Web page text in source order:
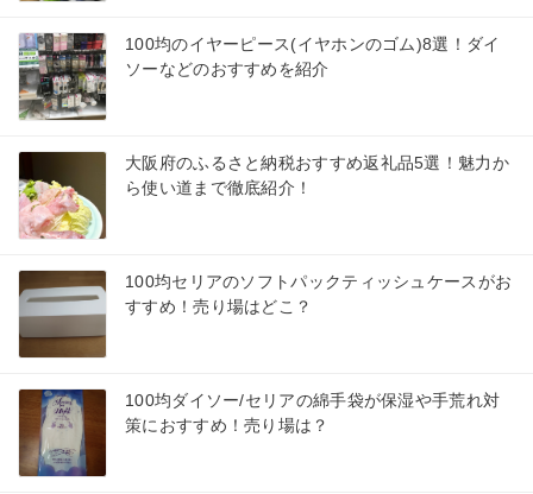
100均のイヤーピース(イヤホンのゴム)8選！ダイ
ソーなどのおすすめを紹介
大阪府のふるさと納税おすすめ返礼品5選！魅力か
ら使い道まで徹底紹介！
100均セリアのソフトパックティッシュケースがお
すすめ！売り場はどこ？
100均ダイソー/セリアの綿手袋が保湿や手荒れ対
策におすすめ！売り場は？